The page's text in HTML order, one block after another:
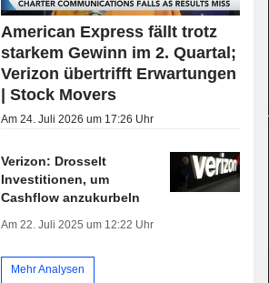
American Express fällt trotz
starkem Gewinn im 2. Quartal;
Verizon übertrifft Erwartungen
| Stock Movers
Am 24. Juli 2026 um 17:26 Uhr
Verizon: Drosselt
Investitionen, um
Cashflow anzukurbeln
Am 22. Juli 2025 um 12:22 Uhr
Mehr Analysen